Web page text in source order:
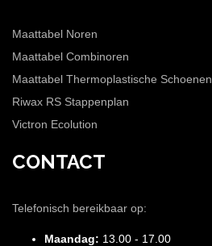
Maattabel Noren
Maattabel Combinoren
Maattabel Thermoplastische Schoenen
Riwax RS Stappenplan
Victron Ecolution
CONTACT
Telefonisch bereikbaar op:
Maandag: 13.00 - 17.00